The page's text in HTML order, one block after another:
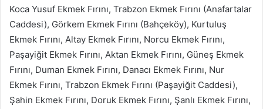
Koca Yusuf Ekmek Fırını, Trabzon Ekmek Fırını (Anafartalar
Caddesi), Görkem Ekmek Fırını (Bahçeköy), Kurtuluş
Ekmek Fırını, Altay Ekmek Fırını, Norcu Ekmek Fırını,
Paşayiğit Ekmek Fırını, Aktan Ekmek Fırını, Güneş Ekmek
Fırını, Duman Ekmek Fırını, Danacı Ekmek Fırını, Nur
Ekmek Fırını, Trabzon Ekmek Fırını (Paşayiğit Caddesi),
Şahin Ekmek Fırını, Doruk Ekmek Fırını, Şanlı Ekmek Fırını,